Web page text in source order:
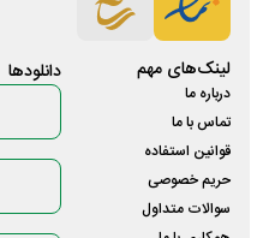
لینک‌های مهم
درباره ما
تماس با ما
قوانین استفاده
حریم خصوصی
سوالات متداول
دانلود‌ها